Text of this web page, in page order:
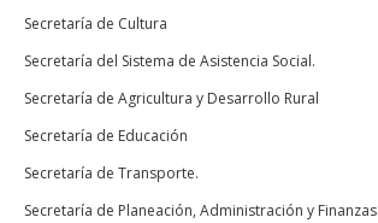
Secretaría de Cultura
Secretaría del Sistema de Asistencia Social.
Secretaría de Agricultura y Desarrollo Rural
Secretaría de Educación
Secretaría de Transporte.
Secretaría de Planeación, Administración y Finanzas